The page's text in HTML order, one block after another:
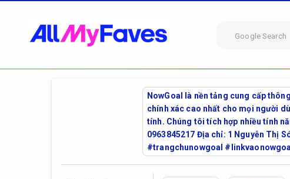
Google Search
NowGoal là nền tảng cung cấp
chính xác cao nhất cho mọi người
tính. Chúng tôi tích hợp nhiều tính
0963845217 Địa chỉ: 1 Nguyễn Thị
#trangchunowgoal